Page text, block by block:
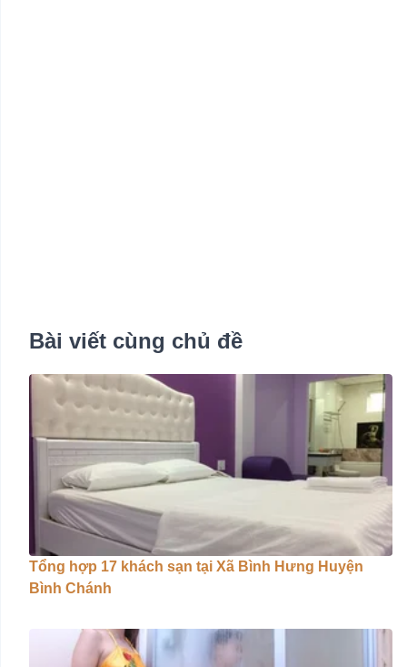
Bài viết cùng chủ đề
Tổng hợp 17 khách sạn tại Xã Bình Hưng Huyện
Bình Chánh